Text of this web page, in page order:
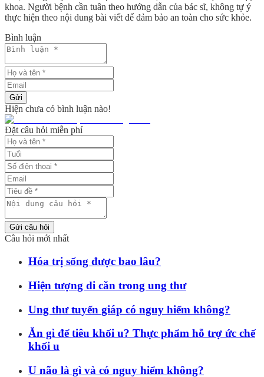
khoa. Người bệnh cần tuân theo hướng dẫn của bác sĩ, không tự ý
thực hiện theo nội dung bài viết để đảm bảo an toàn cho sức khỏe.
Bình luận
Gửi
Hiện chưa có bình luận nào!
Đặt câu hỏi miễn phí
Gửi câu hỏi
Câu hỏi mới nhất
Hóa trị sống được bao lâu?
Hiện tượng di căn trong ung thư
Ung thư tuyến giáp có nguy hiểm không?
Ăn gì để tiêu khối u? Thực phẩm hỗ trợ ức chế
khối u
U não là gì và có nguy hiểm không?